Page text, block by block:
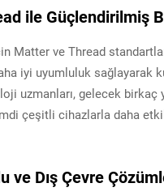
ile Güçlendirilmiş
Matter ve Thread
iyi uyumluluk sağlayarak
uzmanları, gelecek birkaç
çeşitli cihazlarla daha
ve Dış Çevre